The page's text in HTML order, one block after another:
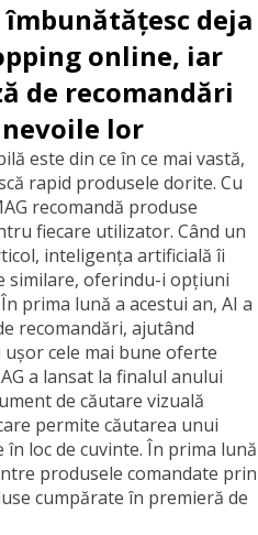
deja
online, iar
de recomandări
lor
este din ce în ce mai vastă,
rapid produsele dorite. Cu
recomandă produse
fiecare utilizator. Când un
inteligența artificială îi
similare, oferindu-i opțiuni
prima lună a acestui an, AI a
recomandări, ajutând
cele mai bune oferte
a lansat la finalul anului
de căutare vizuală
permite căutarea unui
loc de cuvinte. În prima lună
produsele comandate prin
cumpărate în premieră de